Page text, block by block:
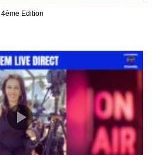
Edition